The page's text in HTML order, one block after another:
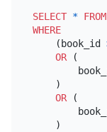
SELECT * FROM
WHERE
    (book_id
OR (
    )
OR (